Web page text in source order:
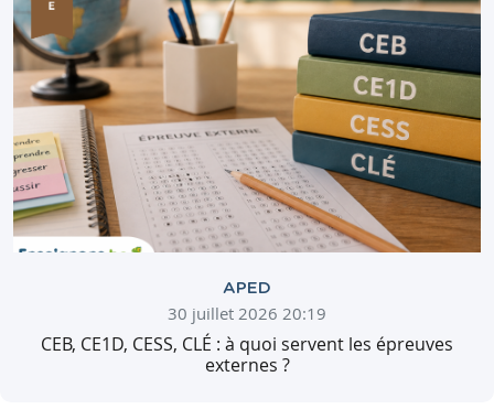
APED
30 juillet 2026 20:19
CEB, CE1D, CESS, CLÉ : à quoi servent les épreuves
externes ?